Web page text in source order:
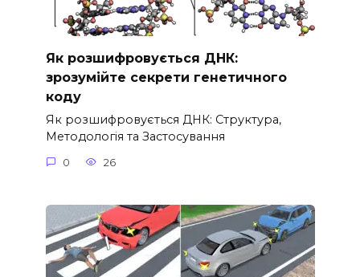
Як розшифровується ДНК:
зрозумійте секрети генетичного
коду
Як розшифровується ДНК: Структура,
Методологія та Застосування
0 26